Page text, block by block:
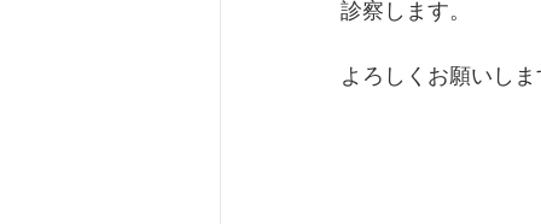
診察します。
よろしくお願いし